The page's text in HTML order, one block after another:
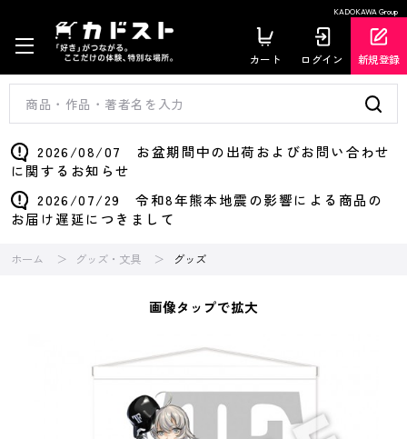
KADOKAWA Group
カート ログイン 新規登録
2026/08/07 お盆期間中の出荷およびお問い合わせ
に関するお知らせ
2026/07/29 令和8年熊本地震の影響による商品の
お届け遅延につきまして
ホーム グッズ・文具 グッズ
画像タップで拡大